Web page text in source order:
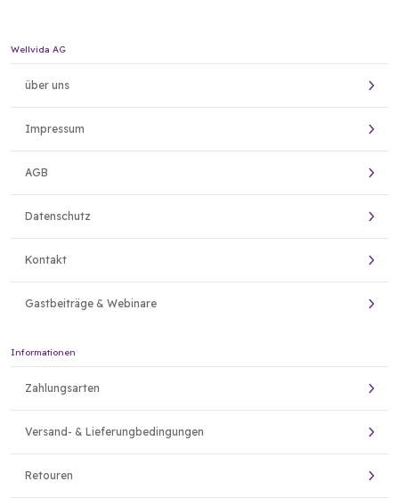
Wellvida AG
über uns
Impressum
AGB
Datenschutz
Kontakt
Gastbeiträge & Webinare
Informationen
Zahlungsarten
Versand- & Lieferungbedingungen
Retouren